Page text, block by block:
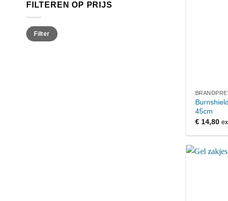
FILTEREN OP PRIJS
Min.
prijs
Max.
prijsFilter
45cm
€14,80